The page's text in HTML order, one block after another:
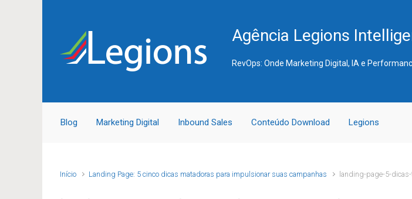
Agência Legions
RevOps: Onde Marketing Digital, IA e
Blog Marketing Digital Inbound Sales Conteúdo Download Legions
Início Landing Page: 5 cinco dicas matadoras para impulsionar suas campanhas landing-page-5-